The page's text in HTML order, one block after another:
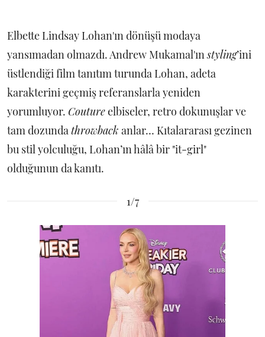
Elbette Lindsay Lohan'ın dönüşü modaya
yansımadan olmazdı. Andrew Mukamal'ınstyling’ini
üstlendiği film tanıtım turunda Lohan, adeta
karakterini geçmiş referanslarla yeniden
yorumluyor. Coutureelbiseler, retro dokunuşlar ve
tam dozunda throwback anlar… Kıtalararası gezinen
bu stil yolculuğu, Lohan’ın hâlâ bir "it-girl"
olduğunun da kanıtı.
1/7